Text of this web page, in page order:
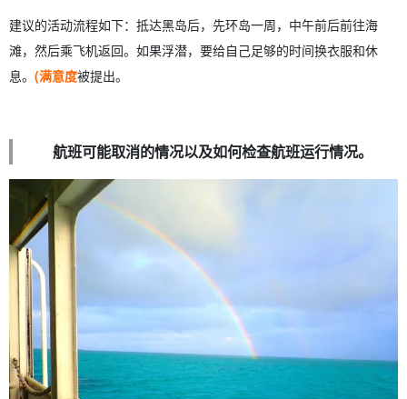
建议的活动流程如下：抵达黑岛后，先环岛一周，中午前后前往海
滩，然后乘飞机返回。如果浮潜，要给自己足够的时间换衣服和休
息。 (满意度被提出。
航班可能取消的情况以及如何检查航班运行情况。